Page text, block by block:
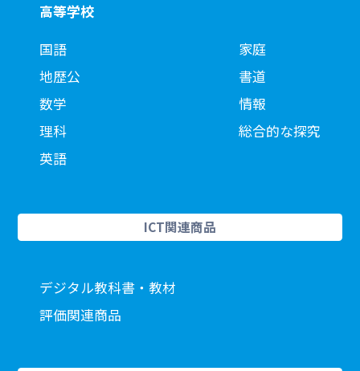
高等学校
国語
地歴公
数学
理科
英語
家庭
書道
情報
総合的な探究
ICT関連商品
デジタル教科書・教材
評価関連商品